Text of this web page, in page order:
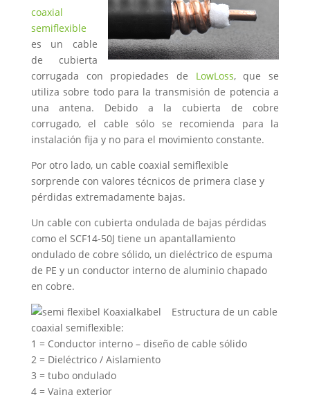
coaxial
semiflexible
es un cable
de cubierta
corrugada con propiedades de LowLoss, que se
utiliza sobre todo para la transmisión de potencia a
una antena. Debido a la cubierta de cobre
corrugado, el cable sólo se recomienda para la
instalación fija y no para el movimiento constante.
Por otro lado, un cable coaxial semiflexible
sorprende con valores técnicos de primera clase y
pérdidas extremadamente bajas.
Un cable con cubierta ondulada de bajas pérdidas
como el SCF14-50J tiene un apantallamiento
ondulado de cobre sólido, un dieléctrico de espuma
de PE y un conductor interno de aluminio chapado
en cobre.
Estructura de un cable
coaxial semiflexible:
1 = Conductor interno – diseño de cable sólido
2 = Dieléctrico / Aislamiento
3 = tubo ondulado
4 = Vaina exterior